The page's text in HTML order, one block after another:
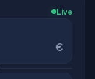
Live
€